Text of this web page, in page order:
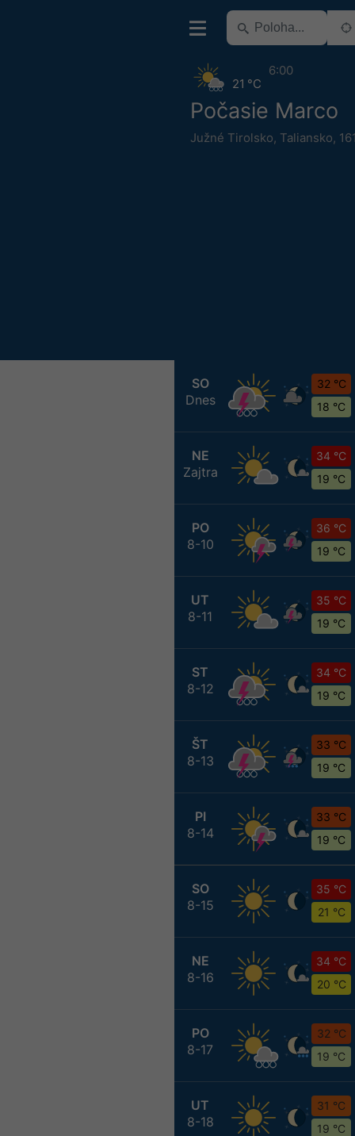
Počasie Marco
Južné Tirolsko, Taliansko,
21 °C
6:00
SO
Dnes
32 °C
18 °C
NE
Zajtra
34 °C
19 °C
PO
8-10
36 °C
19 °C
UT
8-11
35 °C
19 °C
ST
8-12
34 °C
19 °C
ŠT
8-13
33 °C
19 °C
PI
8-14
33 °C
19 °C
SO
8-15
35 °C
21 °C
NE
8-16
34 °C
20 °C
PO
8-17
32 °C
19 °C
UT
8-18
31 °C
19 °C